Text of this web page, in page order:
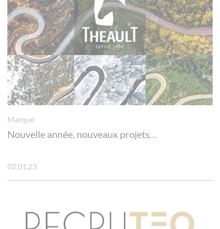
Marque
Nouvelle année, nouveaux projets…
02.01.23
Panneau de gestion des cookies